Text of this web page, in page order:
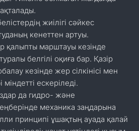
жиілігі сәйкес
кенеттен артуы.
қалыпты марштауы кезінде
белгілі оқиға бар. Қазір
кезінде жер сілкінісі мен
ескеріледі.
да гидро- және
механика заңдарына
принципі ұшақтың ауада қалай